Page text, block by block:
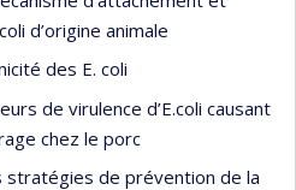
d’origine animale
des E. coli
de virulence d’E.coli causant
chez le porc
stratégies de prévention de la